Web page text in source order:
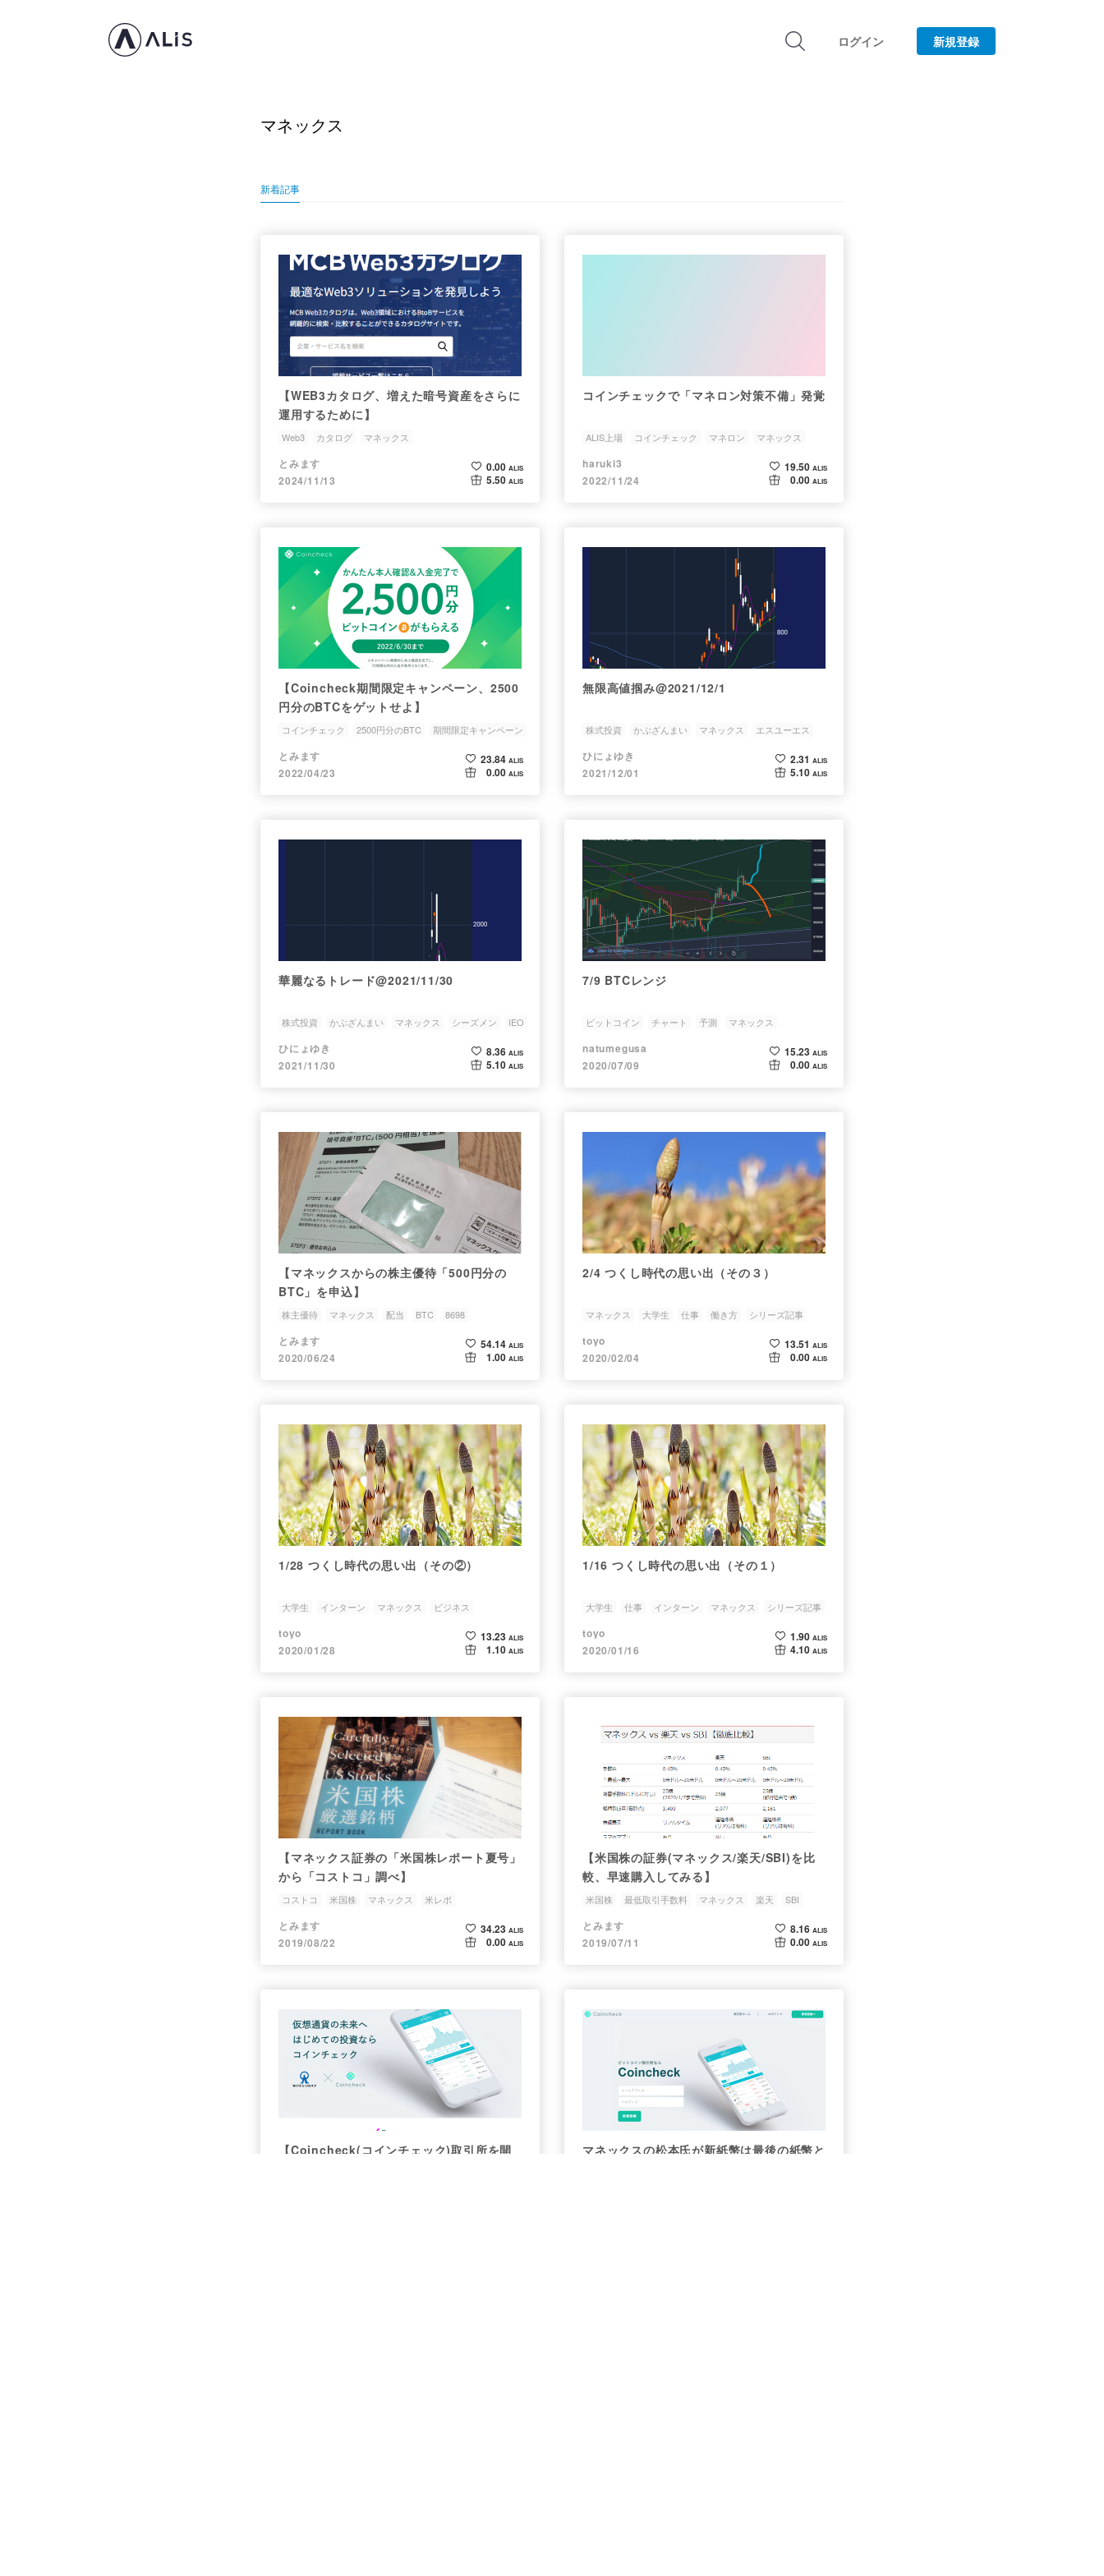
ログイン 新規登録
マネックス
新着記事
【WEB3カタログ、増えた暗号資産をさらに
運用するために】
Web3 カタログ マネックス
とみます
2024/11/13
0.00 ALIS
5.50 ALIS
コインチェックで「マネロン対策不備」発覚
ALIS上場 コインチェック マネロン
マネックス
暗号通過
haruki3
2022/11/24
19.50 ALIS
0.00 ALIS
【Coincheck期間限定キャンペーン、2500
円分のBTCをゲットせよ】
コインチェック 2500円分のBTC
期間限定キャンペーン
マネックス
とみます
2022/04/23
23.84 ALIS
0.00 ALIS
無限高値掴み@2021/12/1
株式投資 かぶざんまい マネックス エスユーエス
ひにょゆき
2021/12/01
2.31 ALIS
5.10 ALIS
華麗なるトレード@2021/11/30
株式投資 かぶざんまい マネックス シーズメン IEO
ひにょゆき
2021/11/30
8.36 ALIS
5.10 ALIS
7/9 BTCレンジ
ビットコイン チャート 予測 マネックス
natumegusa
2020/07/09
15.23 ALIS
0.00 ALIS
【マネックスからの株主優待「500円分の
BTC」を申込】
株主優待 マネックス 配当 BTC 8698
とみます
2020/06/24
54.14 ALIS
1.00 ALIS
2/4 つくし時代の思い出（その３）
マネックス 大学生 仕事 働き方 シリーズ記事
toyo
2020/02/04
13.51 ALIS
0.00 ALIS
1/28 つくし時代の思い出（その②）
大学生 インターン マネックス
ビジネス
toyo
2020/01/28
13.23 ALIS
1.10 ALIS
1/16 つくし時代の思い出（その１）
大学生 仕事 インターン マネックス シリーズ記事
toyo
2020/01/16
1.90 ALIS
4.10 ALIS
【マネックス証券の「米国株レポート夏号」
から「コストコ」調べ】
コストコ 米国株 マネックス 米レポ
とみます
2019/08/22
34.23 ALIS
0.00 ALIS
【米国株の証券(マネックス/楽天/SBI)を比
較、早速購入してみる】
米国株 最低取引手数料 マネックス 楽天 SBI
とみます
2019/07/11
8.16 ALIS
0.00 ALIS
【Coincheck(コインチェック)取引所を開
マネックスの松本氏が新紙幣は最後の紙幣と